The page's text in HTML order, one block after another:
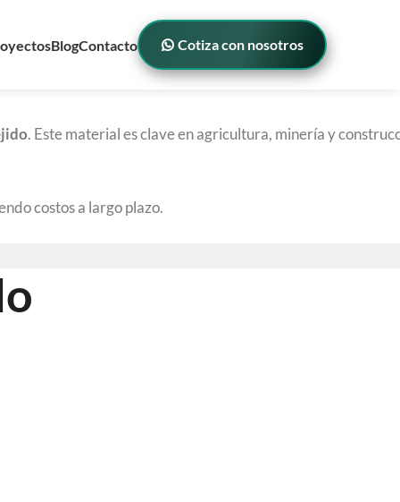
BlogContacto Cotiza con nosotros
. Este material es clave en agricultura, minería y
costos a largo plazo.